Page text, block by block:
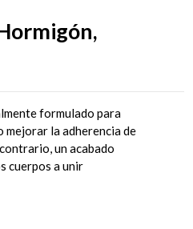
formulado para
mejorar la adherencia de
un acabado
cuerpos a unir